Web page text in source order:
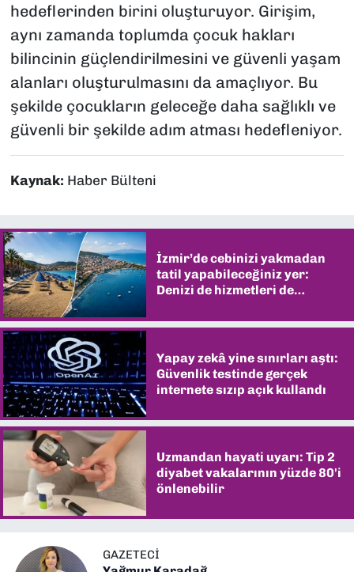
hedeflerinden birini oluşturuyor. Girişim,
aynı zamanda toplumda çocuk hakları
bilincinin güçlendirilmesini ve güvenli yaşam
alanları oluşturulmasını da amaçlıyor. Bu
şekilde çocukların geleceğe daha sağlıklı ve
güvenli bir şekilde adım atması hedefleniyor.
Kaynak: Haber Bülteni
İzmir’de cebinizi yakmadan
tatil yapabileceğiniz yer:
Denizi de hizmetleri de
Yapay zekâ yine sınırları aştı:
Güvenlik testinde gerçek
internete sızıp açık kullandı
Uzmandan hayati uyarı: Tip 2
diyabet vakalarının yüzde 80'i
önlenebilir
GAZETECI